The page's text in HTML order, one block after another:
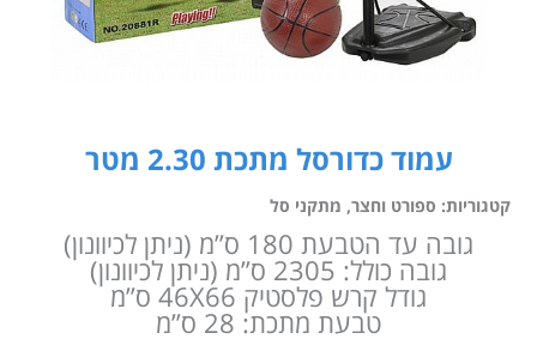
עמוד כדורסל מתכת 2.30 מטר
קטגוריות: ספורט וחצר, מתקני סל
גובה עד הטבעת 180 ס”מ (ניתן לכיוונון)
גובה כולל: 2305 ס”מ (ניתן לכיוונון)
גודל קרש פלסטיק 46X66 ס”מ
טבעת מתכת: 28 ס”מ